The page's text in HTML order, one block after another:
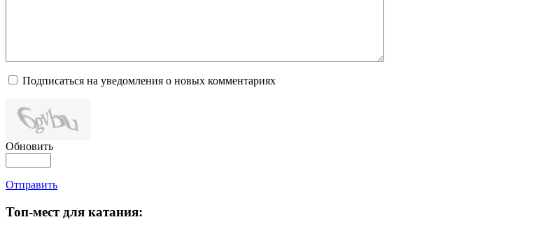
Подписаться на уведомления о новых комментариях
Обновить
Отправить
Топ-мест для катания: